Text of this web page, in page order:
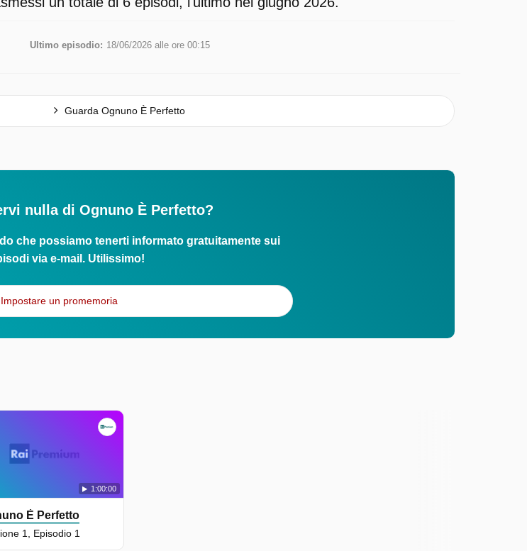
Ultimo episodio: 18/06/2026 alle ore 00:15
Guarda Ognuno È Perfetto
nulla di Ognuno È Perfetto?
che possiamo tenerti informato gratuitamente sui
via e-mail. Utilissimo!
Impostare un promemoria
1:00:00
È Perfetto
1, Episodio 1